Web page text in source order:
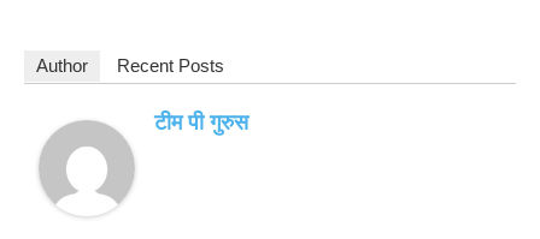
Author Recent Posts
टीम पी गुरुस